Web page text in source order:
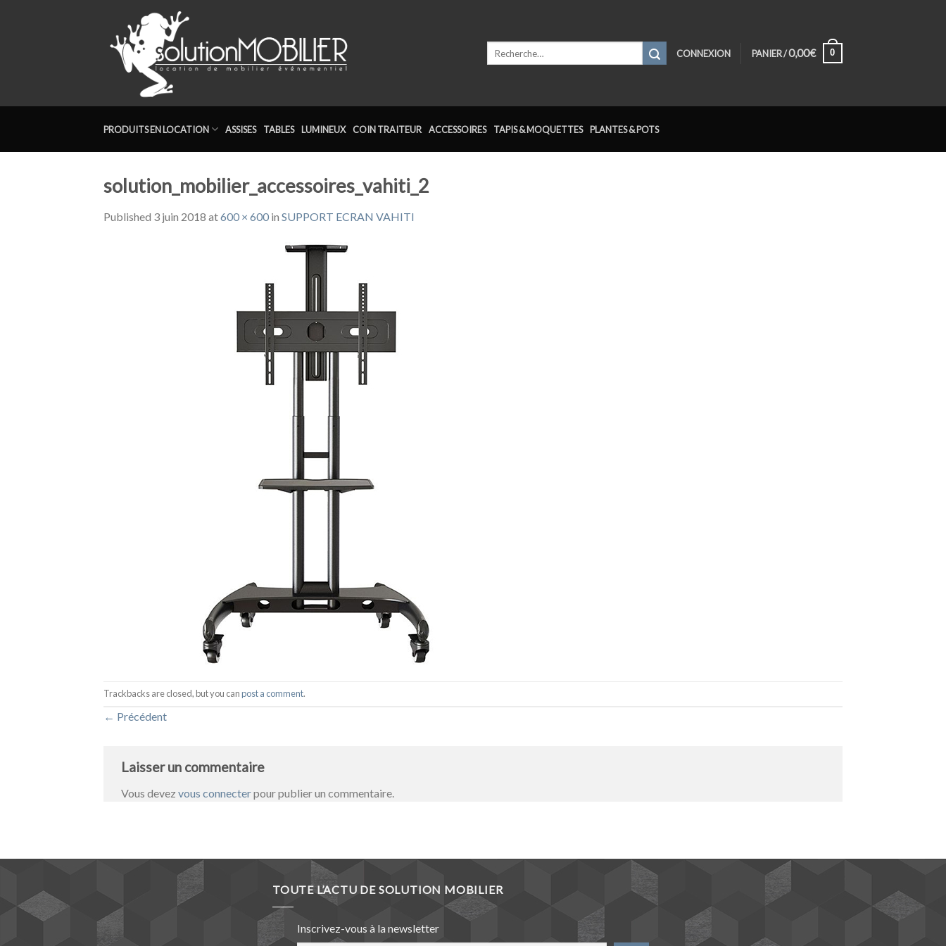
CONNEXION PANIER /0,00€ 0
PRODUITS EN LOCATION ASSISES TABLES LUMINEUX COIN TRAITEUR ACCESSOIRES TAPIS & MOQUETTES PLANTES & POTS
solution_mobilier_accessoires_vahiti_2
Published 3 juin 2018 at600 × 600 in SUPPORT ECRAN VAHITI
Trackbacks are closed, but you canpost a comment.
← Précédent
Laisser un commentaire
Vous devez vous connecterpour publier un commentaire.
TOUTE L’ACTU DE SOLUTION MOBILIER
Inscrivez-vous à la newsletter